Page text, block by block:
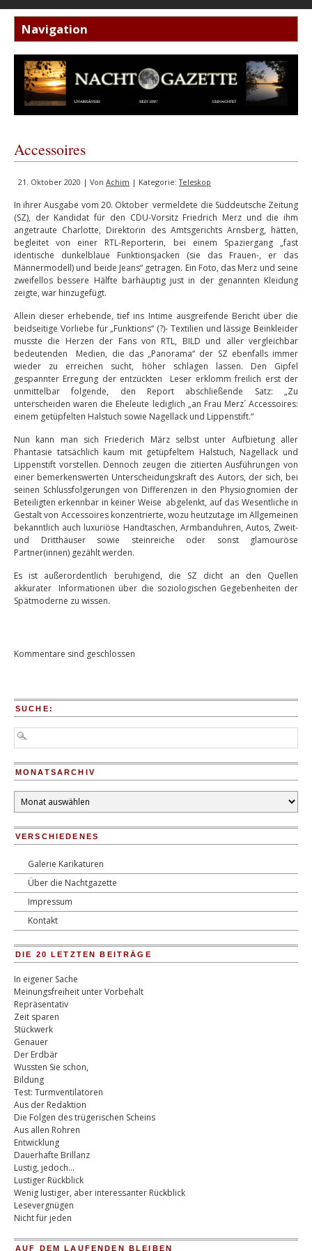
Accessoires
21. Oktober 2020 | Von Achim | Kategorie:Teleskop
In ihrer Ausgabe vom 20. Oktober vermeldete die Süddeutsche Zeitung
(SZ), der Kandidat für den CDU-Vorsitz Friedrich Merz und die ihm
angetraute Charlotte, Direktorin des Amtsgerichts Arnsberg, hätten,
begleitet von einer RTL-Reporterin, bei einem Spaziergang „fast
identische dunkelblaue Funktionsjacken (sie das Frauen-, er das
Männermodell) und beide Jeans“ getragen. Ein Foto, das Merz und seine
zweifellos bessere Hälfte barhäuptig just in der genannten Kleidung
zeigte, war hinzugefügt.
Allein dieser erhebende, tief ins Intime ausgreifende Bericht über die
beidseitige Vorliebe für „Funktions“ (?)- Textilien und lässige Beinkleider
musste die Herzen der Fans von RTL, BILD und aller vergleichbar
bedeutenden Medien, die das „Panorama“ der SZ ebenfalls immer
wieder zu erreichen sucht, höher schlagen lassen. Den Gipfel
gespannter Erregung der entzückten Leser erklomm freilich erst der
unmittelbar folgende, den Report abschließende Satz: „Zu
unterscheiden waren die Eheleute lediglich „an Frau Merz´ Accessoires:
einem getüpfelten Halstuch sowie Nagellack und Lippenstift.“
Nun kann man sich Friederich März selbst unter Aufbietung aller
Phantasie tatsächlich kaum mit getüpfeltem Halstuch, Nagellack und
Lippenstift vorstellen. Dennoch zeugen die zitierten Ausführungen von
einer bemerkenswerten Unterscheidungskraft des Autors, der sich, bei
seinen Schlussfolgerungen von Differenzen in den Physiognomien der
Beteiligten erkennbar in keiner Weise abgelenkt, auf das Wesentliche in
Gestalt von Accessoires konzentrierte, wozu heutzutage im Allgemeinen
bekanntlich auch luxuriöse Handtaschen, Armbanduhren, Autos, Zweit-
und Dritthäuser sowie steinreiche oder sonst glamouröse
Partner(innen) gezählt werden.
Es ist außerordentlich beruhigend, die SZ dicht an den Quellen
akkurater Informationen über die soziologischen Gegebenheiten der
Spätmoderne zu wissen.
Kommentare sind geschlossen
SUCHE:
MONATSARCHIV
Monatsarchiv
VERSCHIEDENES
Galerie Karikaturen
Über die Nachtgazette
Impressum
Kontakt
DIE 20 LETZTEN BEITRÄGE
In eigener Sache
Meinungsfreiheit unter Vorbehalt
Repräsentativ
Zeit sparen
Stückwerk
Genauer
Der Erdbär
Wussten Sie schon,
Bildung
Test: Turmventilatoren
Aus der Redaktion
Die Folgen des trügerischen Scheins
Aus allen Rohren
Entwicklung
Dauerhafte Brillanz
Lustig, jedoch…
Lustiger Rückblick
Wenig lustiger, aber interessanter Rückblick
Lesevergnügen
Nicht für jeden
AUF DEM LAUFENDEN BLEIBEN